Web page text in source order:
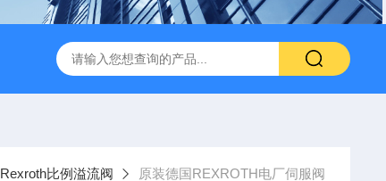
SMC比例阀ITV2050-312L KNF气体隔膜泵
Rexroth比例溢流阀 原装德国REXROTH电厂伺服阀